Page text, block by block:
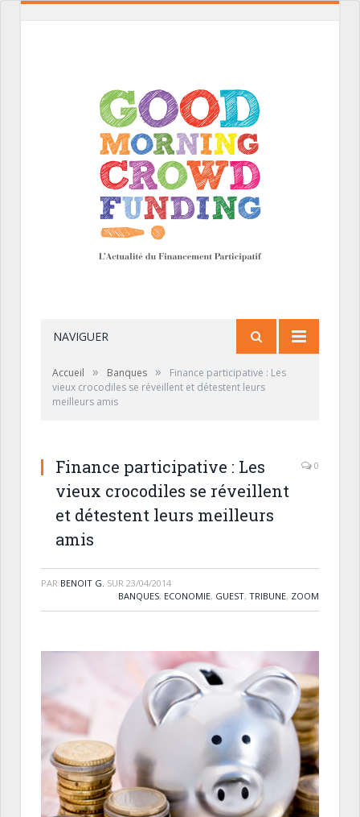
NAVIGUER
Accueil » Banques »
Finance participative : Les
vieux crocodiles se réveillent et détestent leurs
meilleurs amis
Finance participative : Les
vieux crocodiles se réveillent
et détestent leurs meilleurs
amis
0
PAR BENOIT G. SUR 23/04/2014
BANQUES, ECONOMIE, GUEST, TRIBUNE, ZOOM